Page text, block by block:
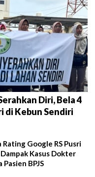
Diri, Bela 4
di Kebun Sendiri
Rating Google RS Pusri
Kasus Dokter
BPJS